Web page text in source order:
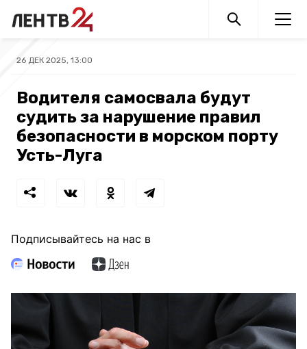
26 ДЕК 2025, 13:00
Водителя самосвала будут
судить за нарушение правил
безопасности в морском порту
Усть-Луга
Подписывайтесь на нас в